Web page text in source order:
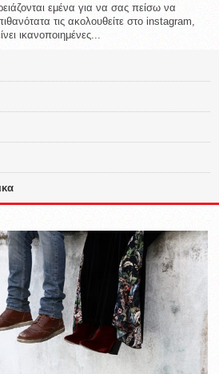
εμένα για να σας πείσω να
τις ακολουθείτε στο instagram,
ικανοποιημένες...